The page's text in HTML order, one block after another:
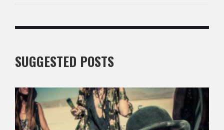
SUGGESTED POSTS